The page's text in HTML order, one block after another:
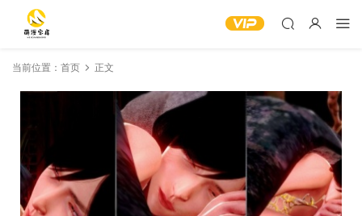
当前位置： 首页 正文